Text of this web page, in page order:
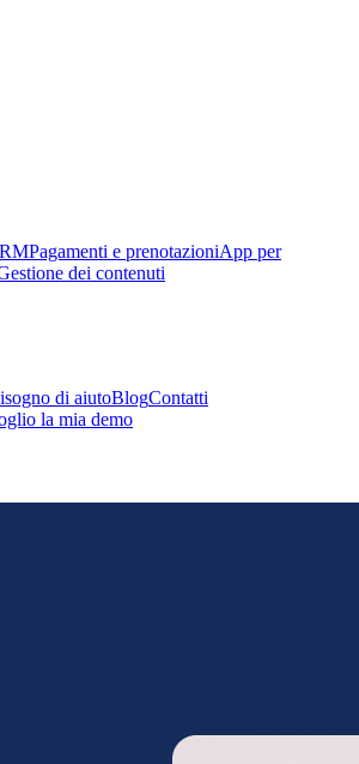
Pagamenti e prenotazioniApp per
dei contenuti
di aiutoBlogContatti
la mia demo